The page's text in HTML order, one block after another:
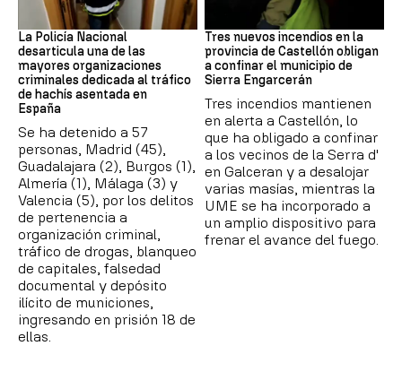
Narcotrafico
La Policía Nacional
desarticula una de las
mayores organizaciones
criminales dedicada al tráfico
de hachís asentada en
España
Se ha detenido a 57
personas, Madrid (45),
Guadalajara (2), Burgos (1),
Almería (1), Málaga (3) y
Valencia (5), por los delitos
de pertenencia a
organización criminal,
tráfico de drogas, blanqueo
de capitales, falsedad
documental y depósito
ilícito de municiones,
ingresando en prisión 18 de
ellas.
Tres nuevos incendios en la
provincia de Castellón obligan
a confinar el municipio de
Sierra Engarcerán
Tres incendios mantienen
en alerta a Castellón, lo
que ha obligado a confinar
a los vecinos de la Serra d'
en Galceran y a desalojar
varias masías, mientras la
UME se ha incorporado a
un amplio dispositivo para
frenar el avance del fuego.